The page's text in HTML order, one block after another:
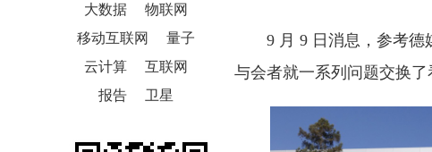
大数据
物联网
移动互联网
量子
云计算
互联网
报告
卫星
9 月 9 日消息，参考德
与会者就一系列问题交换